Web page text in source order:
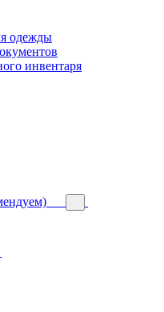
одежды
инвентаря